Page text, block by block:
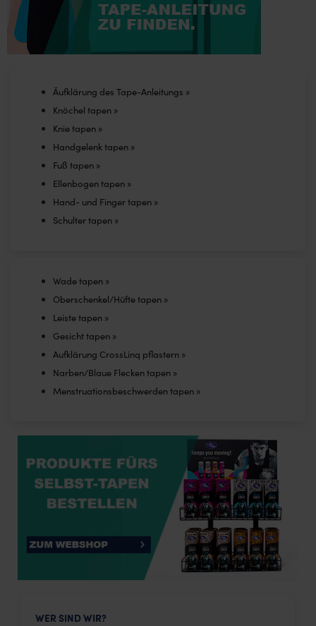
Äufklärung des Tape-Anleitungs »
Knöchel tapen »
Knie tapen »
Handgelenk tapen »
Fuß tapen »
Ellenbogen tapen »
Hand- und Finger tapen »
Schulter tapen »
Wade tapen »
Oberschenkel/Hüfte tapen »
Leiste tapen »
Gesicht tapen »
Aufklärung CrossLinq pflastern »
Narben/Blaue Flecken tapen »
Menstruationsbeschwerden tapen »
WER SIND WIR?